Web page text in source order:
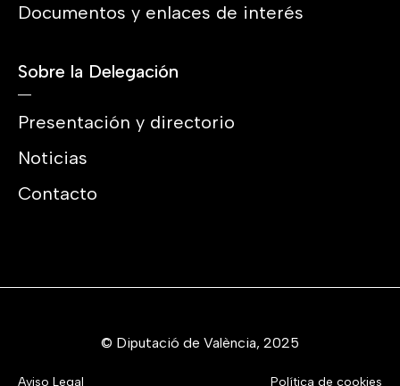
Documentos y enlaces de interés
Sobre la Delegación
Presentación y directorio
Noticias
Contacto
Aviso Legal
© Diputació de València, 2025
Política de cookies